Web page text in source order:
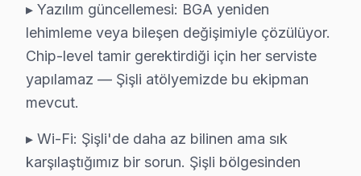
• Şişli'de ana işlem kartı ve güç ünitesi
• Şişli servisimizde sinyal kartı, inverter ve bağlantı
• Şişli'de 24 ay parça garantisi dahil
• Şişli stoğumuzda olmayan parçalar 2-5 iş gününde
Şişli'de Profilo Servis Ne Kadar? 2025 Fiyat
▸ Yazılım güncellemesi: BGA yeniden
lehimleme veya bileşen değişimiyle çözülüyor.
Chip-level tamir gerektirdiği için her serviste
yapılamaz — Şişli atölyemizde bu ekipman
mevcut.
▸ Wi-Fi: Şişli'de daha az bilinen ama sık
karşılaştığımız bir sorun. Şişli bölgesinden